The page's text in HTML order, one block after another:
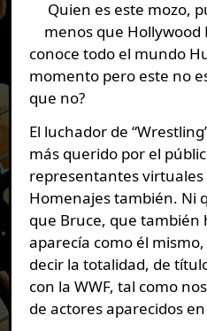
Quien es este mozo,
menos que Hollywood
conoce todo el mundo
momento pero este no
que no?
El luchador de
más querido por el
representantes
Homenajes también. Ni
que Bruce, que también
aparecía como él
decir la totalidad, de
con la WWF, tal como
de actores aparecidos